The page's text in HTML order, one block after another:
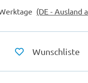
(DE - Ausland
Wunschliste